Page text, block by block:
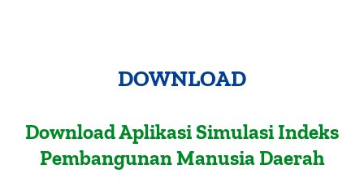
DOWNLOAD
Download Aplikasi Simulasi Indeks
Pembangunan Manusia Daerah